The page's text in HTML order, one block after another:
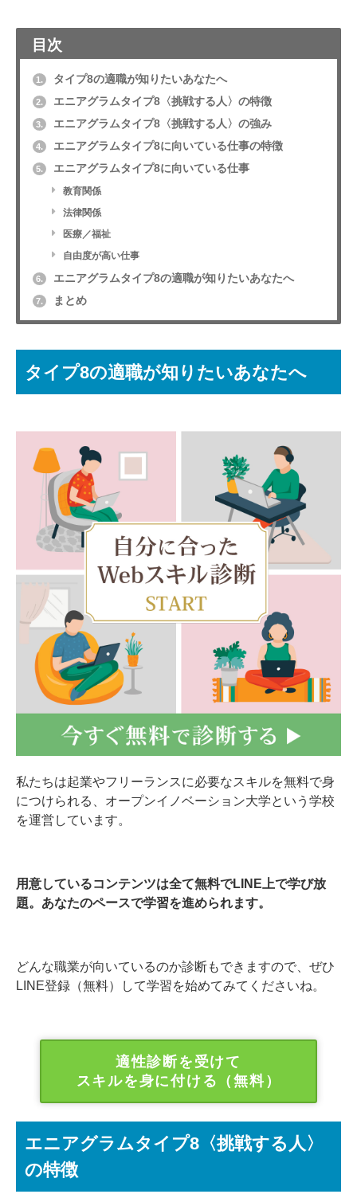
目次
1. タイプ8の適職が知りたいあなたへ
2. エニアグラムタイプ8〈挑戦する人〉の特徴
3. エニアグラムタイプ8〈挑戦する人〉の強み
4. エニアグラムタイプ8に向いている仕事の特徴
5. エニアグラムタイプ8に向いている仕事
教育関係
法律関係
医療／福祉
自由度が高い仕事
6. エニアグラムタイプ8の適職が知りたいあなたへ
7. まとめ
タイプ8の適職が知りたいあなたへ
私たちは起業やフリーランスに必要なスキルを無料で身
につけられる、オープンイノベーション大学という学校
を運営しています。
用意しているコンテンツは全て無料でLINE上で学び放
題。あなたのペースで学習を進められます。
どんな職業が向いているのか診断もできますので、ぜひ
LINE登録（無料）して学習を始めてみてくださいね。
適性診断を受けて
スキルを身に付ける（無料）
エニアグラムタイプ8〈挑戦する人〉
の特徴